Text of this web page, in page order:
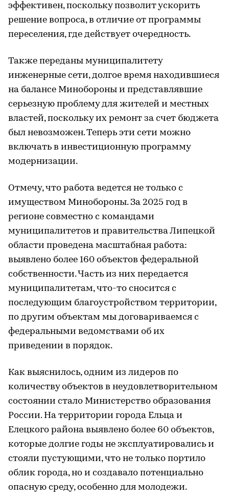
эффективен, поскольку позволит ускорить
решение вопроса, в отличие от программы
переселения, где действует очередность.
Также переданы муниципалитету
инженерные сети, долгое время находившиеся
на балансе Минобороны и представлявшие
серьезную проблему для жителей и местных
властей, поскольку их ремонт за счет бюджета
был невозможен. Теперь эти сети можно
включать в инвестиционную программу
модернизации.
Отмечу, что работа ведется не только с
имуществом Минобороны. За 2025 год в
регионе совместно с командами
муниципалитетов и правительства Липецкой
области проведена масштабная работа:
выявлено более 160 объектов федеральной
собственности. Часть из них передается
муниципалитетам, что-то сносится с
последующим благоустройством территории,
по другим объектам мы договариваемся с
федеральными ведомствами об их
приведении в порядок.
Как выяснилось, одним из лидеров по
количеству объектов в неудовлетворительном
состоянии стало Министерство образования
России. На территории города Ельца и
Елецкого района выявлено более 60 объектов,
которые долгие годы не эксплуатировались и
стояли пустующими, что не только портило
облик города, но и создавало потенциально
опасную среду, особенно для молодежи.